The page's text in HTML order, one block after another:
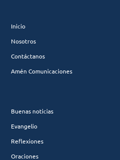
Inicio
Nosotros
Contáctanos
Amén Comunicaciones
Buenas noticias
Evangelio
Reflexiones
Oraciones